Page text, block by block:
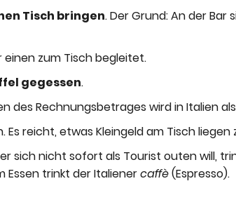
Tisch bringen. Der Grund: An der Bar
einen zum Tisch begleitet.
gegessen.
des Rechnungsbetrages wird in Italien
Es reicht, etwas Kleingeld am Tisch liegen
sich nicht sofort als Tourist outen will,
Essen trinkt der Italienercaffè(Espresso).